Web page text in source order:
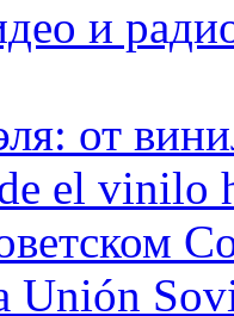
и
от
el vinilo
Unión